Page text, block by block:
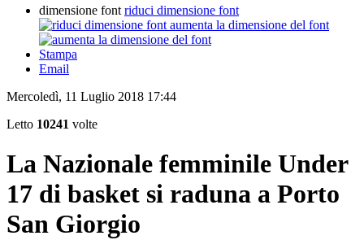
dimensione font riduci dimensione font
aumenta la dimensione del font
Stampa
Email
Mercoledì, 11 Luglio 2018 17:44
Letto 10241 volte
La Nazionale femminile Under
17 di basket si raduna a Porto
San Giorgio